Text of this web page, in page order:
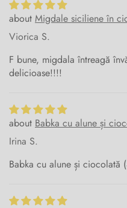
Migdale siciliene în
Viorica S.
F bune, migdala întreagă
delicioase!!!!
Babka cu alune și
Irina S.
Babka cu alune și ciocolată